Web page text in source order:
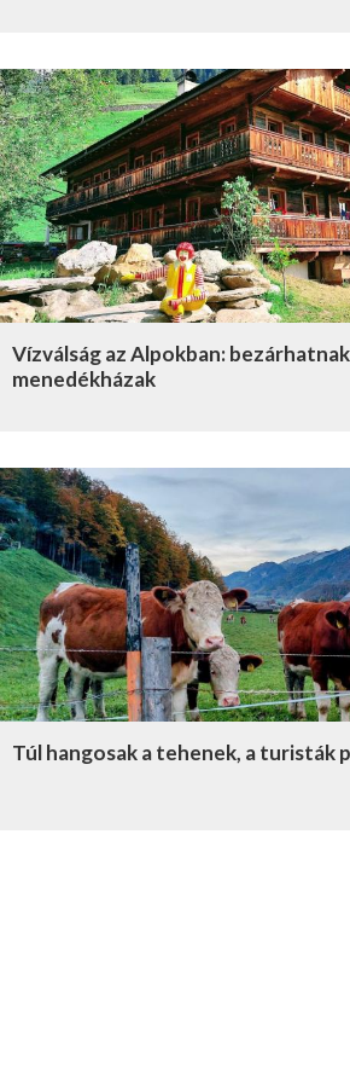
Vízválság az Alpokban:
menedékházak
Túl hangosak a tehenek, a turisták